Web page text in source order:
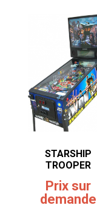
STARSHIP
TROOPER
Prix sur
demande